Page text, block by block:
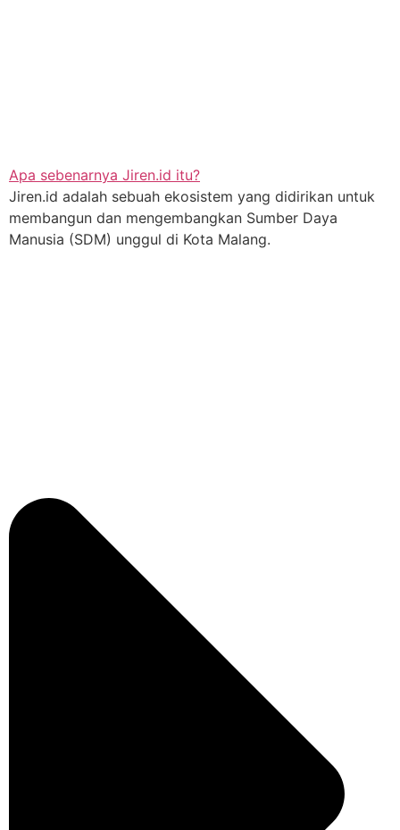
Apa sebenarnya Jiren.id itu?
Jiren.id adalah sebuah ekosistem yang didirikan untuk
membangun dan mengembangkan Sumber Daya
Manusia (SDM) unggul di Kota Malang.